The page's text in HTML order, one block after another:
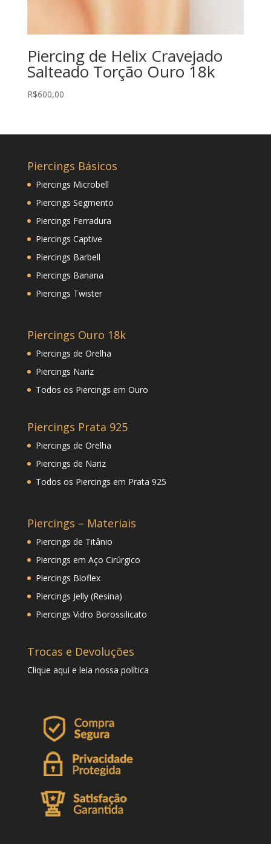
Piercing de Helix Cravejado
Salteado Torção Ouro 18k
R$600,00
Piercings Básicos
Piercings Microbell
Piercings Segmento
Piercings Ferradura
Piercings Captive
Piercings Barbell
Piercings Banana
Piercings Twister
Piercings Ouro 18k
Piercings de Orelha
Piercings Nariz
Todos os Piercings em Ouro
Piercings Prata 925
Piercings de Orelha
Piercings de Nariz
Todos os Piercings em Prata 925
Piercings – Materiais
Piercings de Titânio
Piercings em Aço Cirúrgico
Piercings Bioflex
Piercings Jelly (Resina)
Piercings Vidro Borossilicato
Trocas e Devoluções
Clique aqui e leia nossa política